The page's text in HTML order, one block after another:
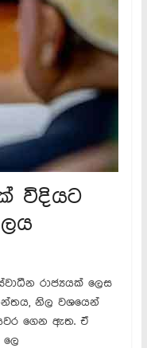
විදියට
රාජ්‍යයක් ලෙස
නිල වශයෙන්
ගෙන ඇත. ඒ
ලෙ